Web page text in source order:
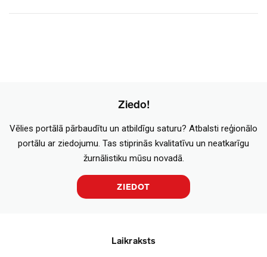
Ziedo!
Vēlies portālā pārbaudītu un atbildīgu saturu? Atbalsti reģionālo
portālu ar ziedojumu. Tas stiprinās kvalitatīvu un neatkarīgu
žurnālistiku mūsu novadā.
ZIEDOT
Laikraksts